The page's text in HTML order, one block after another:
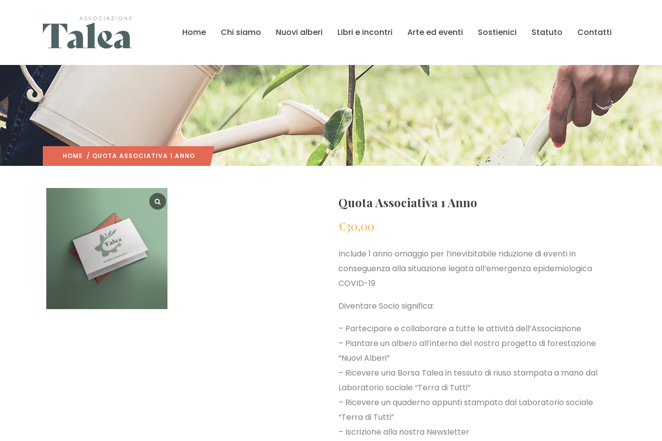
Home Chi siamo Nuovi alberi Libri e incontri Arte ed eventi Sostienici Statuto Contatti
HOME / QUOTA ASSOCIATIVA 1 ANNO
Quota Associativa 1 Anno
€30,00
Include 1 anno omaggio per l’inevibitabile riduzione di eventi in
conseguenza alla situazione legata all’emergenza epidemiologica
COVID-19
Diventare Socio significa:
– Partecipare e collaborare a tutte le attività dell’Associazione
– Piantare un albero all’interno del nostro progetto di forestazione
“Nuovi Alberi”
– Ricevere una Borsa Talea in tessuto di riuso stampata a mano dal
Laboratorio sociale “Terra di Tutti”
– Ricevere un quaderno appunti stampato dal Laboratorio sociale
“Terra di Tutti”
– Iscrizione alla nostra Newsletter